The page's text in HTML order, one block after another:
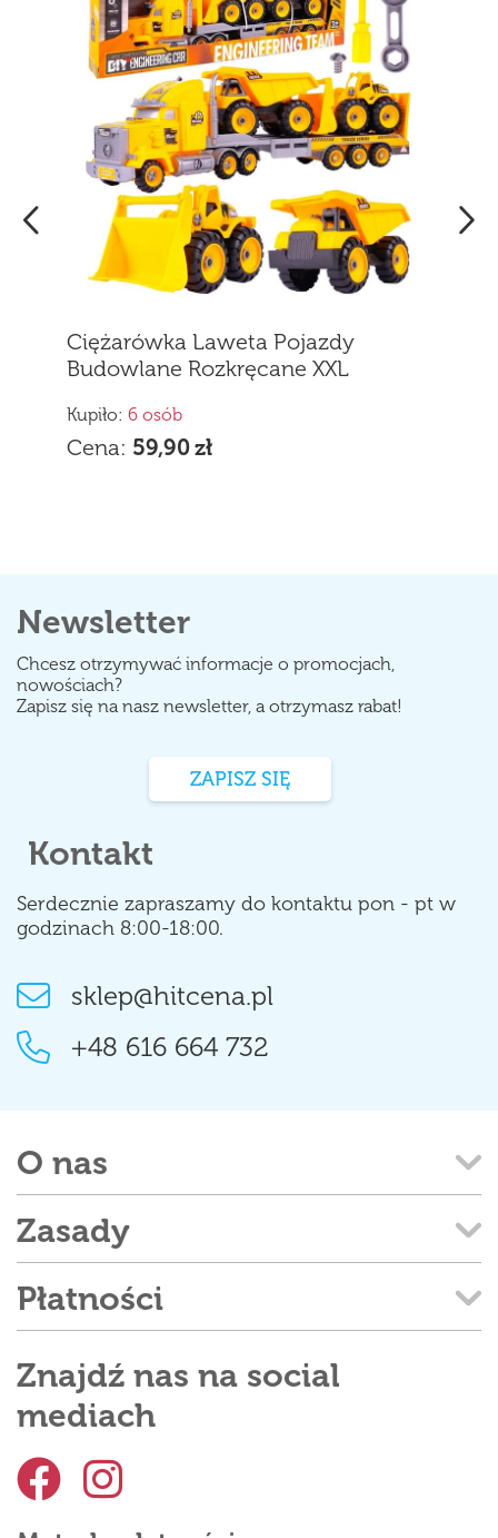
Tir Laweta RC z 4 Pojazdami
Budowlanymi na Pilota
9 osób
Cena:59,90 zł
Newsletter
Chcesz otrzymywać informacje o promocjach,
nowościach?
Zapisz się na nasz newsletter, a otrzymasz rabat!
ZAPISZ SIĘ
Kontakt
Serdecznie zapraszamy do kontaktu pon - pt w
godzinach 8:00-18:00.
sklep@hitcena.pl
+48 616 664 732
O nas
Zasady
Płatności
Znajdź nas na social
mediach